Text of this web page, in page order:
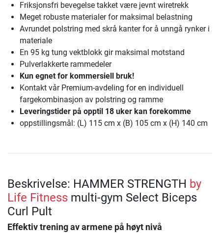
Friksjonsfri bevegelse takket være jevnt wiretrekk
Meget robuste materialer for maksimal belastning
Avrundet polstring med skrå kanter for å unngå rynker i
materiale
En 95 kg tung vektblokk gir maksimal motstand
Pulverlakkerte rammedeler
Kun egnet for kommersiell bruk!
Kontakt vår Premium-avdeling for en individuell
fargekombinasjon av polstring og ramme
Leveringstider på opptil 18 uker kan forekomme
oppstillingsmål: (L) 115 cm x (B) 105 cm x (H) 140 cm
Beskrivelse: HAMMER STRENGTH by
Life Fitness multi-gym Select Biceps
Curl Pult
Effektiv trening av armene på høyt nivå